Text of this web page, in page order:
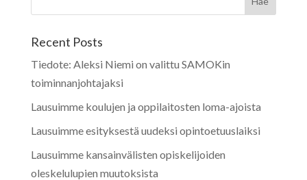
Recent Posts
Tiedote: Aleksi Niemi on valittu SAMOKin
toiminnanjohtajaksi
Lausuimme koulujen ja oppilaitosten loma-ajoista
Lausuimme esityksestä uudeksi opintoetuuslaiksi
Lausuimme kansainvälisten opiskelijoiden
oleskelulupien muutoksista